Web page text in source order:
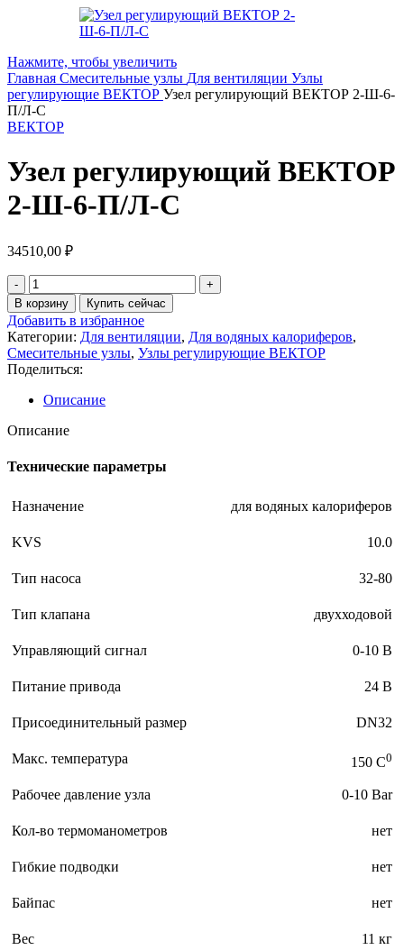
Нажмите, чтобы увеличить
Главная Смесительные узлы Для вентиляции Узлы
регулирующие ВЕКТОР Узел регулирующий ВЕКТОР 2-Ш-6-
П/Л-С
ВЕКТОР
Узел регулирующий ВЕКТОР
2-Ш-6-П/Л-С
34510,00 ₽
В корзину Купить сейчас
Добавить в избранное
Категории: Для вентиляции, Для водяных калориферов,
Смесительные узлы, Узлы регулирующие ВЕКТОР
Поделиться:
Описание
Описание
Технические параметры
Назначение для водяных калориферов
KVS 10.0
Тип насоса 32-80
Тип клапана двухходовой
Управляющий сигнал 0-10 В
Питание привода 24 В
Присоединительный размер DN32
Макс. температура 150 C0
Рабочее давление узла 0-10 Bar
Кол-во термоманометров нет
Гибкие подводки нет
Байпас нет
Вес 11 кг